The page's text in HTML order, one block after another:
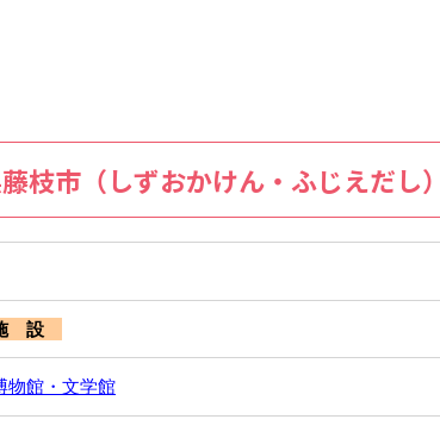
枝市（しずおかけん・ふじえだし）
設
物館・文学館